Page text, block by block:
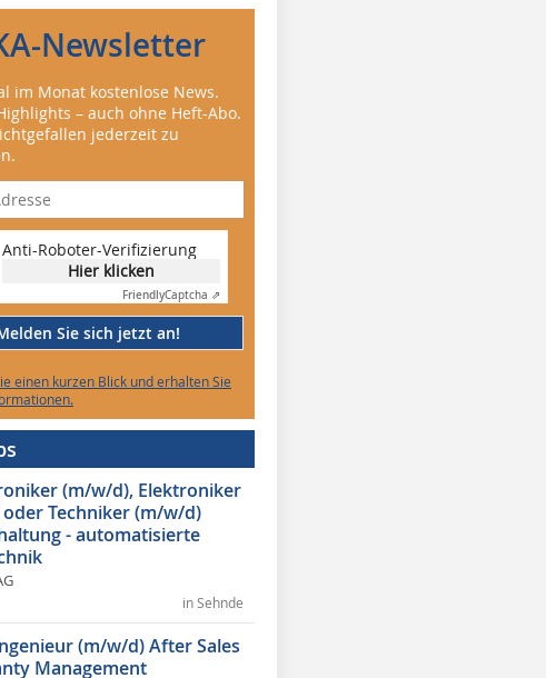
Newsletter
im Monat kostenlose News.
– auch ohne Heft-Abo.
jederzeit zu
Anti-Roboter-Verifizierung
Hier klicken
FriendlyCaptcha ⇗
Sie sich jetzt an!
einen kurzen Blick und erhalten Sie
(m/w/d), Elektroniker
Techniker (m/w/d)
- automatisierte
in Sehnde
(m/w/d) After Sales
Management